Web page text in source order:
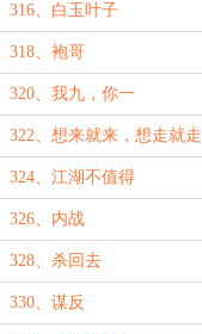
316、白玉叶子
318、袍哥
320、我九，你一
322、想来就来，想走就走
324、江湖不值得
326、内战
328、杀回去
330、谋反